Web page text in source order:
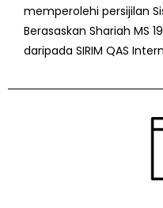
memperolehi persijilan
Berasaskan Shariah MS
daripada SIRIM QAS